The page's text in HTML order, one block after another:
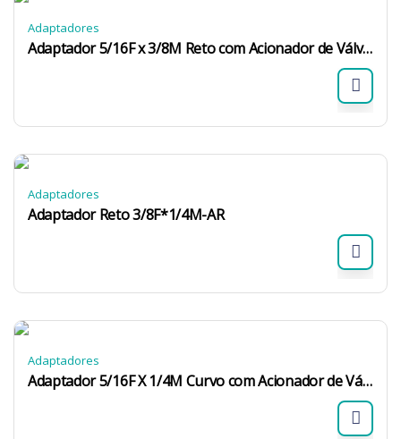
Adaptadores
Adaptador 5/16F x 3/8M Reto com Acionador de Válvula e Registro 516F38M-ARSR
Adaptadores
Adaptador Reto 3/8F*1/4M-AR
Adaptadores
Adaptador 5/16F X 1/4M Curvo com Acionador de Válvula 516F38M-ACS